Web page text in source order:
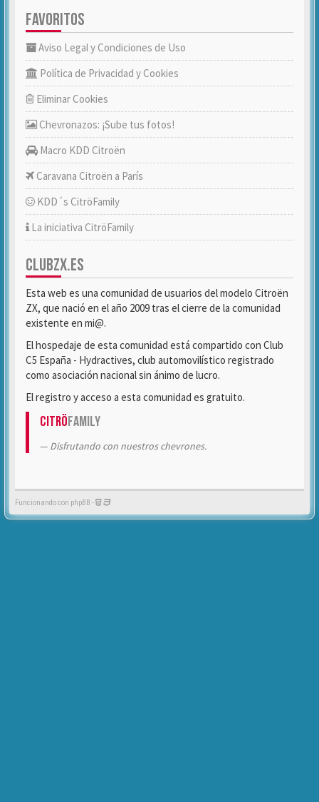
FAVORITOS
Aviso Legal y Condiciones de Uso
Política de Privacidad y Cookies
Eliminar Cookies
Chevronazos: ¡Sube tus fotos!
Macro KDD Citroën
Caravana Citroën a París
KDD´s CitröFamily
La iniciativa CitröFamily
CLUBZX.ES
Esta web es una comunidad de usuarios del modelo Citroën
ZX, que nació en el año 2009 tras el cierre de la comunidad
existente en mi@.
El hospedaje de esta comunidad está compartido con Club
C5 España - Hydractives, club automovilístico registrado
como asociación nacional sin ánimo de lucro.
El registro y acceso a esta comunidad es gratuito.
CitröFamily
Disfrutando con nuestros chevrones.
Funcionando con phpBB -